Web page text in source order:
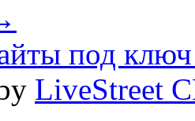
под ключ
LiveStreet